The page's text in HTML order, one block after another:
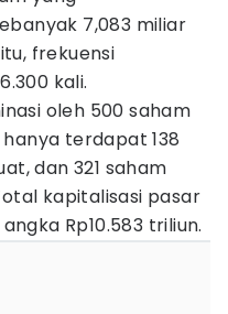
7,083 miliar
frekuensi
kali.
oleh 500 saham
terdapat 138
dan 321 saham
kapitalisasi pasar
Rp10.583 triliun.